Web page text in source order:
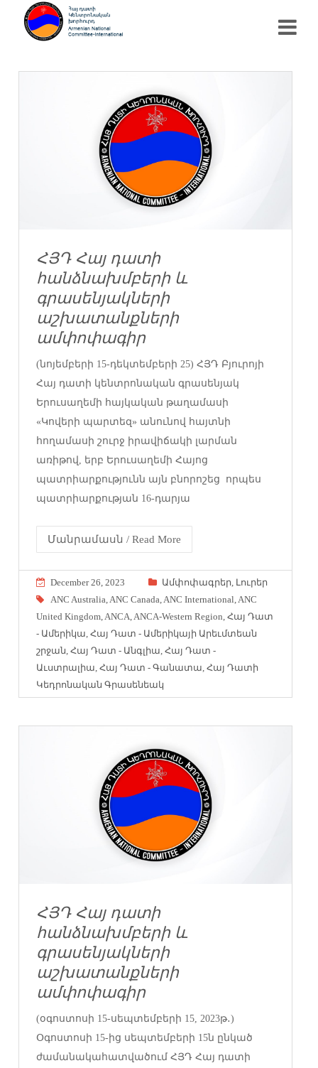
ՀՅԴ Հայ դատի
հանձնախմբերի և
գրասենյակների
աշխատանքների
ամփոփագիր
(նոյեմբերի 15-դեկտեմբերի 25) ՀՅԴ Բյուրոյի
Հայ դատի կենտրոնական գրասենյակ
Երուսաղեմի հայկական թաղամասի
«Կովերի պարտեզ» անունով հայտնի
հողամասի շուրջ իրավիճակի լարման
առիթով, երբ Երուսաղեմի Հայոց
պատրիարքությունն այն բնորոշեց որպես
պատրիարքության 16-դարյա
Մանրամասն / Read More
December 26, 2023 Ամփոփագրեր, Լուրեր
ANC Australia ANC Canada ANC International ANC
United Kingdom ANCA ANCA-Western Region ,Հայ Դատ
- Ամերիկա ,Հայ Դատ - Ամերիկայի Արեւմտեան
շրջան ,Հայ Դատ - Անգլիա ,Հայ Դատ -
Աւստրալիա ,Հայ Դատ - Գանատա ,Հայ Դատի
Կեդրոնական Գրասենեակ
ՀՅԴ Հայ դատի
հանձնախմբերի և
գրասենյակների
աշխատանքների
ամփոփագիր
(օգոստոսի 15-սեպտեմբերի 15, 2023թ․)
Օգոստոսի 15-ից սեպտեմբերի 15ն ընկած
ժամանակահատվածում ՀՅԴ Հայ դատի